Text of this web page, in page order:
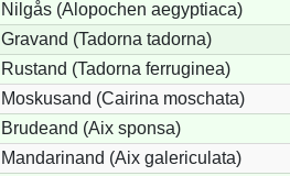
Nilgås (Alopochen aegyptiaca)
Gravand (Tadorna tadorna)
Rustand (Tadorna ferruginea)
Moskusand (Cairina moschata)
Brudeand (Aix sponsa)
Mandarinand (Aix galericulata)